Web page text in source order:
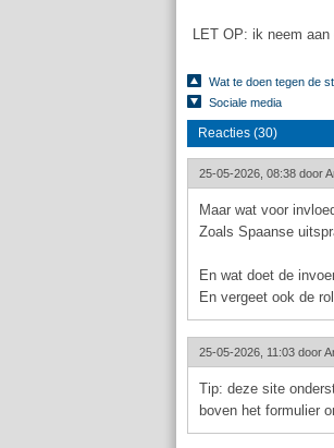
LET OP: ik neem
Wat te doen tegen de
Sociale media
Reacties (30)
25-05-2026, 08:38 door
Maar wat voor
Zoals Spaanse
En wat doet de
En vergeet ook de
25-05-2026, 11:03 door
Tip: deze site
boven het formulier